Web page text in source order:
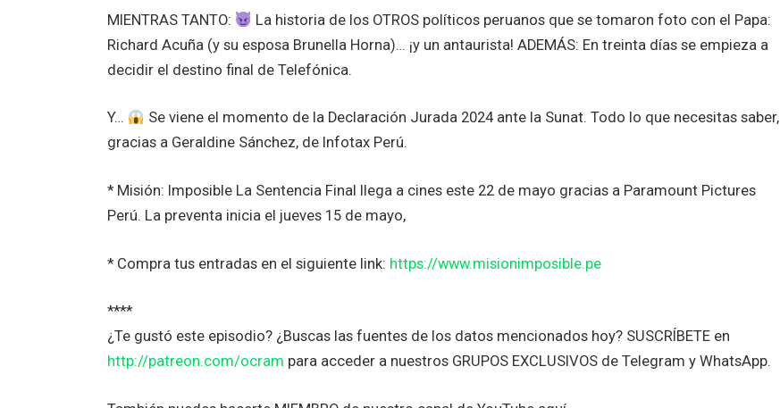
MIENTRAS TANTO:
La historia de los OTROS políticos peruanos que se tomaron foto con el Papa:
Richard Acuña (y su esposa Brunella Horna)… ¡y un antaurista! ADEMÁS: En treinta días se empieza a
decidir el destino final de Telefónica.
Y…
Se viene el momento de la Declaración Jurada 2024 ante la Sunat. Todo lo que necesitas saber,
gracias a Geraldine Sánchez, de Infotax Perú.
* Misión: Imposible La Sentencia Final llega a cines este 22 de mayo gracias a Paramount Pictures
Perú. La preventa inicia el jueves 15 de mayo,
* Compra tus entradas en el siguiente link: https://www.misionimposible.pe
****
¿Te gustó este episodio? ¿Buscas las fuentes de los datos mencionados hoy? SUSCRÍBETE en
http://patreon.com/ocram para acceder a nuestros GRUPOS EXCLUSIVOS de Telegram y WhatsApp.